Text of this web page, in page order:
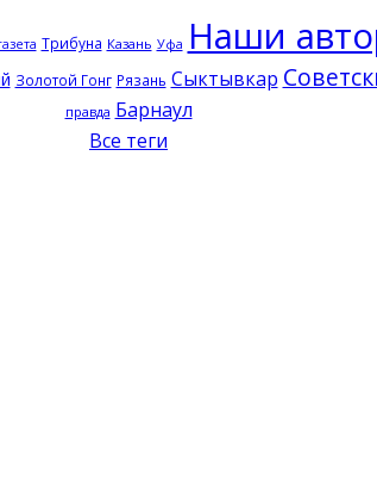
Трибуна Казань Уфа Наши
Золотой Гонг Рязань Сыктывкар
правда Барнаул
Все теги